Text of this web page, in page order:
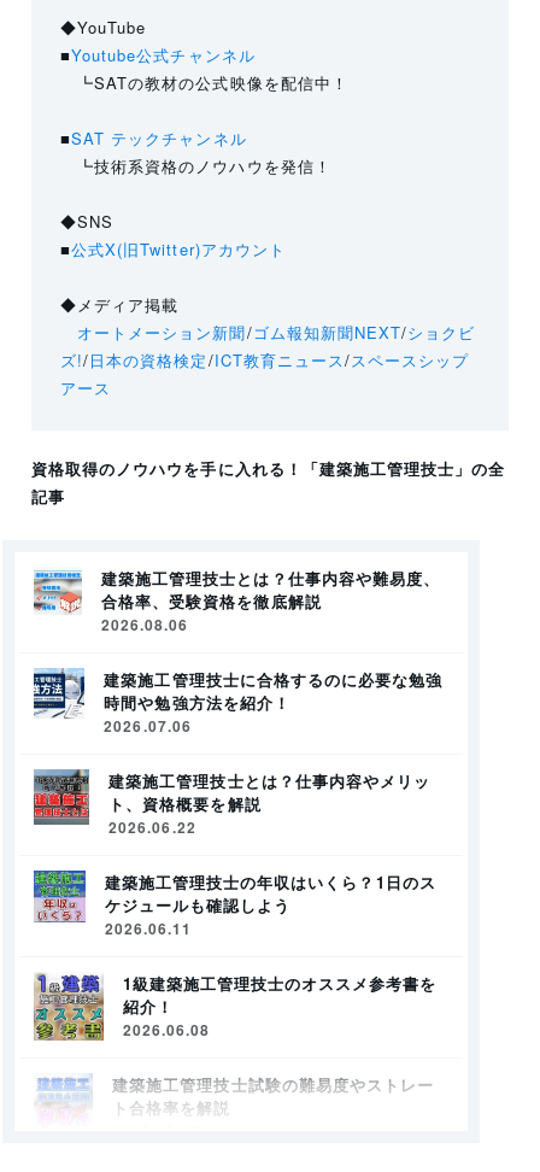
◆YouTube
■Youtube公式チャンネル
┗SATの教材の公式映像を配信中！
■SAT テックチャンネル
┗技術系資格のノウハウを発信！
◆SNS
■公式X(旧Twitter)アカウント
◆メディア掲載
オートメーション新聞/ゴム報知新聞NEXT/ショクビ
ズ!/日本の資格検定/ICT教育ニュース/スペースシップ
アース
資格取得のノウハウを手に入れる！ 「建築施工管理技士」の全
記事
建築施工管理技士とは？仕事内容や難易度、
合格率、受験資格を徹底解説
2026.08.06
建築施工管理技士に合格するのに必要な勉強
時間や勉強方法を紹介！
2026.07.06
建築施工管理技士とは？仕事内容やメリッ
ト、資格概要を解説
2026.06.22
建築施工管理技士の年収はいくら？1日のス
ケジュールも確認しよう
2026.06.11
1級建築施工管理技士のオススメ参考書を
紹介！
2026.06.08
建築施工管理技士試験の難易度やストレー
ト合格率を解説